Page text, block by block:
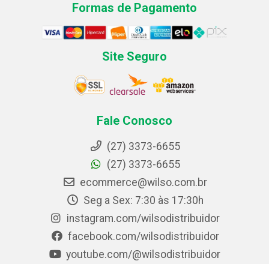
Formas de Pagamento
Site Seguro
Fale Conosco
(27) 3373-6655
(27) 3373-6655
ecommerce@wilso.com.br
Seg a Sex: 7:30 às 17:30h
instagram.com/wilsodistribuidor
facebook.com/wilsodistribuidor
youtube.com/@wilsodistribuidor